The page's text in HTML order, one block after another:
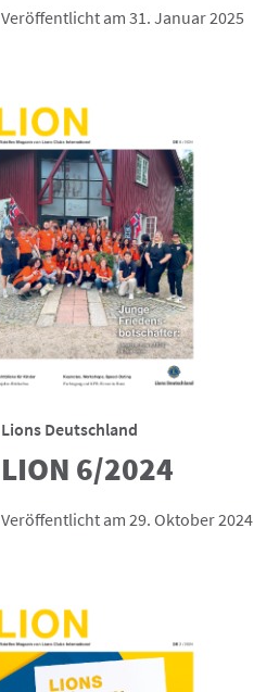
Veröffentlicht am 31. Januar 2025
Lions Deutschland
LION 6/2024
Veröffentlicht am 29. Oktober 2024